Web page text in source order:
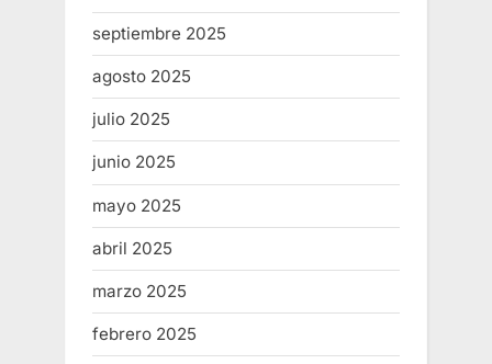
septiembre 2025
agosto 2025
julio 2025
junio 2025
mayo 2025
abril 2025
marzo 2025
febrero 2025